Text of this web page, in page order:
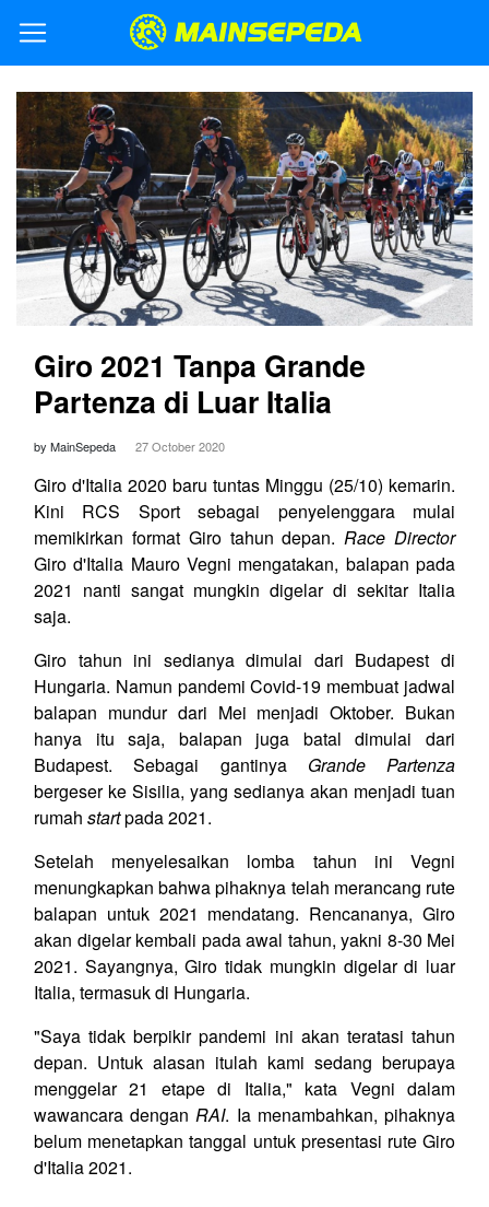
Giro 2021 Tanpa Grande
Partenza di Luar Italia
by MainSepeda 27 October 2020
Giro d'Italia 2020 baru tuntas Minggu (25/10) kemarin.
Kini RCS Sport sebagai penyelenggara mulai
memikirkan format Giro tahun depan.Race Director
Giro d'Italia Mauro Vegni mengatakan, balapan pada
2021 nanti sangat mungkin digelar di sekitar Italia
saja.
Giro tahun ini sedianya dimulai dari Budapest di
Hungaria. Namun pandemi Covid-19 membuat jadwal
balapan mundur dari Mei menjadi Oktober. Bukan
hanya itu saja, balapan juga batal dimulai dari
Budapest. Sebagai gantinya Grande Partenza
bergeser ke Sisilia, yang sedianya akan menjadi tuan
rumah startpada 2021.
Setelah menyelesaikan lomba tahun ini Vegni
menungkapkan bahwa pihaknya telah merancang rute
balapan untuk 2021 mendatang. Rencananya, Giro
akan digelar kembali pada awal tahun, yakni 8-30 Mei
2021. Sayangnya, Giro tidak mungkin digelar di luar
Italia, termasuk di Hungaria.
"Saya tidak berpikir pandemi ini akan teratasi tahun
depan. Untuk alasan itulah kami sedang berupaya
menggelar 21 etape di Italia," kata Vegni dalam
wawancara denganRAI. Ia menambahkan, pihaknya
belum menetapkan tanggal untuk presentasi rute Giro
d'Italia 2021.